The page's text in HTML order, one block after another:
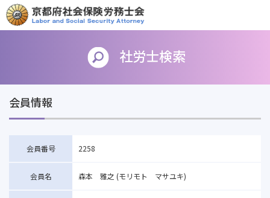
社労士検索
会員情報
会員番号 2258
会員名 森本 雅之 (モリモト マサユキ)